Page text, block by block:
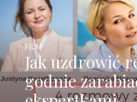
Jak uzdrowić
godnie
FILM